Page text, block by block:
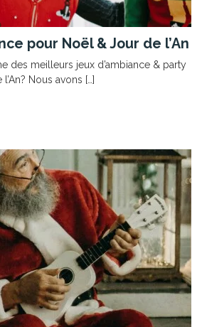
pour Noël & Jour de l’An
des meilleurs jeux d’ambiance & party
Nous avons […]